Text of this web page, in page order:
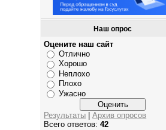
Наш опрос
Оцените наш сайт
Отлично
Хорошо
Неплохо
Плохо
Ужасно
Результаты |Архив опросов
Всего ответов:42